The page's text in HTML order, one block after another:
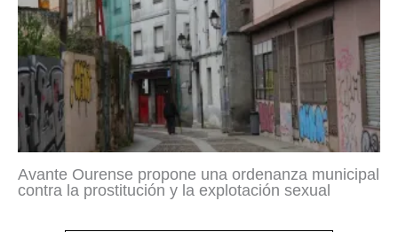
Avante Ourense propone una ordenanza municipal
contra la prostitución y la explotación sexual